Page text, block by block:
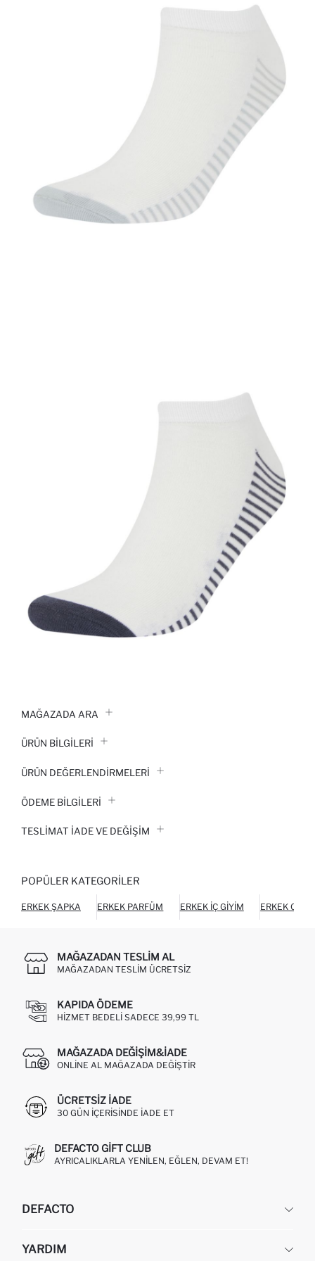
MAĞAZADA ARA
ÜRÜN BILGILERI
ÜRÜN DEĞERLENDİRMELERİ
ÖDEME BİLGİLERİ
TESLIMAT İADE VE DEĞIŞIM
POPÜLER KATEGORILER
ERKEK ŞAPKA ERKEK PARFÜM ERKEK İÇ GIYIM ERKEK
MAĞAZADAN TESLIM AL
MAĞAZADAN TESLIM ÜCRETSIZ
KAPIDA ÖDEME
HIZMET BEDELI SADECE 39,99 TL
MAĞAZADA DEĞIŞIM&İADE
ONLINE AL MAĞAZADA DEĞIŞTIR
ÜCRETSIZ IADE
30 GÜN IÇERISINDE IADE ET
DEFACTO GIFT CLUB
AYRICALIKLARLA YENILEN, EĞLEN, DEVAM ET!
DEFACTO
HAKKIMIZDA
YARDIM